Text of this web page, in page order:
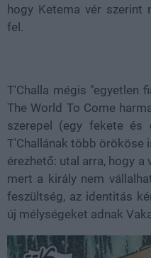
hogy Ketema vér szerint
fel.
T'Challa mégis "egyetlen
The World To Come
szerepel (egy fekete és
T'Challának több örököse
érezhető: utal arra, hogy a
mert a király nem
feszültség, az identitás
új mélységeket adnak